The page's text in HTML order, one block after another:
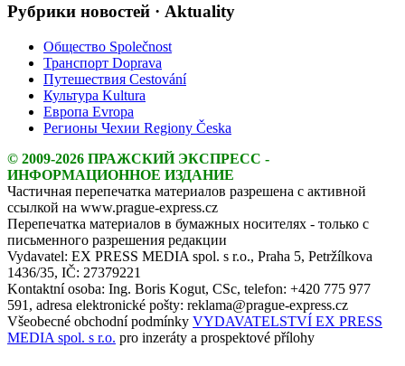
Рубрики новостей · Aktuality
Общество Společnost
Транспорт Doprava
Путешествия Cestování
Культура Kultura
Европа Evropa
Регионы Чехии Regiony Česka
© 2009-2026 ПРАЖСКИЙ ЭКСПРЕСС -
ИНФОРМАЦИОННОЕ ИЗДАНИЕ
Частичная перепечатка материалов разрешена с активной
ссылкой на www.prague-express.cz
Перепечатка материалов в бумажных носителях - только с
письменного разрешения редакции
Vydavatel: EX PRESS MEDIA spol. s r.o., Praha 5, Petržílkova
1436/35, IČ: 27379221
Kontaktní osoba: Ing. Boris Kogut, CSc, telefon: +420 775 977
591, adresa elektronické pošty: reklama@prague-express.cz
Všeobecné obchodní podmínky VYDAVATELSTVÍ EX PRESS
MEDIA spol. s r.o. pro inzeráty a prospektové přílohy